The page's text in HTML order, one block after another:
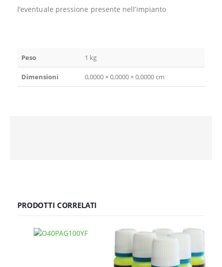
l’eventuale pressione presente nell’impianto
Peso 1 kg
Dimensioni 0,0000 × 0,0000 × 0,0000 cm
PRODOTTI CORRELATI